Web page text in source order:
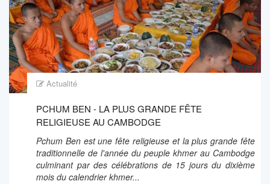
Actualité
PCHUM BEN - LA PLUS GRANDE FÊTE
RELIGIEUSE AU CAMBODGE
Pchum Ben est une fête religieuse et la plus grande fête
traditionnelle de l'année du peuple khmer au Cambodge
culminant par des célébrations de 15 jours du dixième
mois du calendrier khmer...